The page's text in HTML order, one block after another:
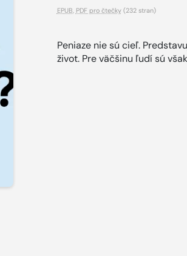
EPUB PDF pro čtečky(232 stran)
Peniaze nie sú cieľ.
život. Pre väčšinu ľudí sú